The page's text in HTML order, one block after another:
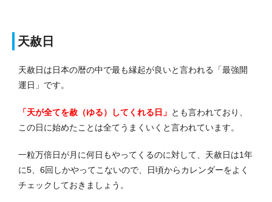
天赦日
天赦日は日本の暦の中で最も縁起が良いと言われる「最強開
運日」です。
「天が全てを赦（ゆる）してくれる日」 とも言われており、
この日に始めたことは全てうまくいくと言われています。
一粒万倍日が月に何日もやってくるのに対して、天赦日は1年
に5、6回しかやってこないので、日頃からカレンダーをよく
チェックしておきましょう。